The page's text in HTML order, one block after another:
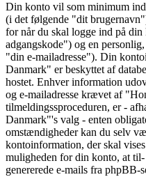
Din konto vil som minimum
(i det følgende "dit
for når du skal logge ind på
adgangskode") og en
"din e-mailadresse"). Din
Danmark" er beskyttet af
hostet. Enhver information
og e-mailadresse krævet af
tilmeldingssproceduren, er -
Danmark"'s valg - enten
omstændigheder kan du selv
kontoinformation, der skal
muligheden for din konto, at
genererede e-mails fra phpBB-